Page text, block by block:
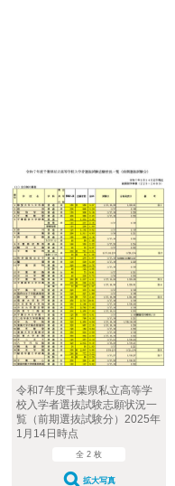
令和7年度千葉県私立高等学
校入学者選抜試験志願状況一
覧（前期選抜試験分）2025年
1月14日時点
全 2 枚
拡大写真